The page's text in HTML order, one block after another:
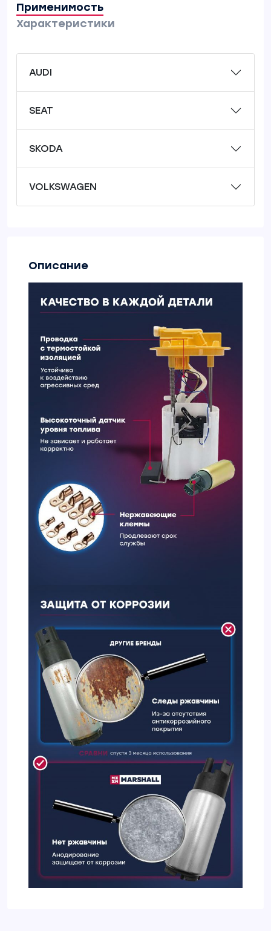
Применимость
Характеристики
AUDI
SEAT
SKODA
VOLKSWAGEN
Описание